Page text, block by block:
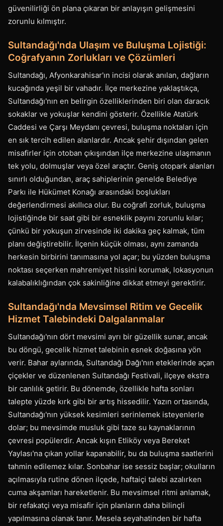
güvenilirliği ön plana çıkaran bir anlayışın gelişmesini
zorunlu kılmıştır.
Sultandağı'nda Ulaşım ve Buluşma Lojistiği:
Coğrafyanın Zorlukları ve Çözümleri
Sultandağı, Afyonkarahisar'ın incisi olarak anılan, dağların
kucağında yeşil bir vahadır. İlçe merkezine yaklaştıkça,
Sultandağı'nın en belirgin özelliklerinden biri olan daracık
sokaklar ve yokuşlar kendini gösterir. Özellikle Atatürk
Caddesi ve Çarşı Meydanı çevresi, buluşma noktaları için
en sık tercih edilen alanlardır. Ancak şehir dışından gelen
misafirler için otoban çıkışından ilçe merkezine ulaşmanın
tek yolu, dolmuşlar veya özel araçtır. Geniş otopark alanları
sınırlı olduğundan, araç sahiplerinin genelde Belediye
Parkı ile Hükümet Konağı arasındaki boşlukları
değerlendirmesi akıllıca olur. Bu coğrafi zorluk, buluşma
lojistiğinde bir saat gibi bir esneklik payını zorunlu kılar;
çünkü bir yokuşun zirvesinde iki dakika geç kalmak, tüm
planı değiştirebilir. İlçenin küçük olması, aynı zamanda
herkesin birbirini tanımasına yol açar; bu yüzden buluşma
noktası seçerken mahremiyet hissini korumak, lokasyonun
kalabalıklığından çok sakinliğine dikkat etmeyi gerektirir.
Sultandağı'nda Mevsimsel Ritim ve Gecelik
Hizmet Talebindeki Dalgalanmalar
Sultandağı'nın dört mevsimi ayrı bir güzellik sunar, ancak
bu döngü, gecelik hizmet talebinin esnek doğasına yön
verir. Bahar aylarında, Sultandağı Dağı'nın eteklerinde açan
çiçekler ve düzenlenen Sultandağı Festivali, ilçeye ekstra
bir canlılık getirir. Bu dönemde, özellikle hafta sonları
talepte yüzde kırk gibi bir artış hissedilir. Yazın ortasında,
Sultandağı'nın yüksek kesimleri serinlemek isteyenlerle
dolar; bu mevsimde musluk gibi taze su kaynaklarının
çevresi popülerdir. Ancak kışın Etliköy veya Bereket
Yaylası'na çıkan yollar kapanabilir, bu da buluşma saatlerini
tahmin edilemez kılar. Sonbahar ise sessiz başlar; okulların
açılmasıyla rutine dönen ilçede, haftaiçi talebi azalırken
cuma akşamları hareketlenir. Bu mevsimsel ritmi anlamak,
bir refakatçi veya misafir için planların daha bilinçli
yapılmasına olanak tanır. Mesela seyahatinden bir hafta